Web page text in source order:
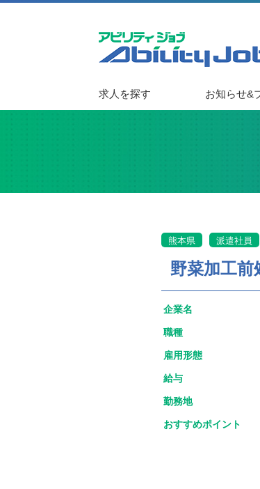
求人を探す お知らせ&
熊本県 派遣社員
野菜加工
企業名
職種
雇用形態
給与
勤務地
おすすめポイント